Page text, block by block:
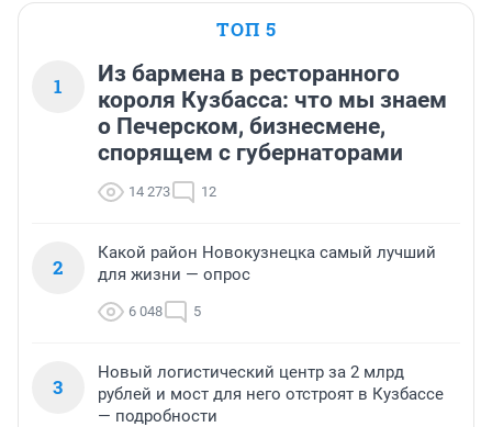
ТОП 5
1
Из бармена в ресторанного
короля Кузбасса: что мы знаем
о Печерском, бизнесмене,
спорящем с губернаторами
14 273 12
2
Какой район Новокузнецка самый лучший
для жизни — опрос
6 048 5
3
Новый логистический центр за 2 млрд
рублей и мост для него отстроят в Кузбассе
— подробности